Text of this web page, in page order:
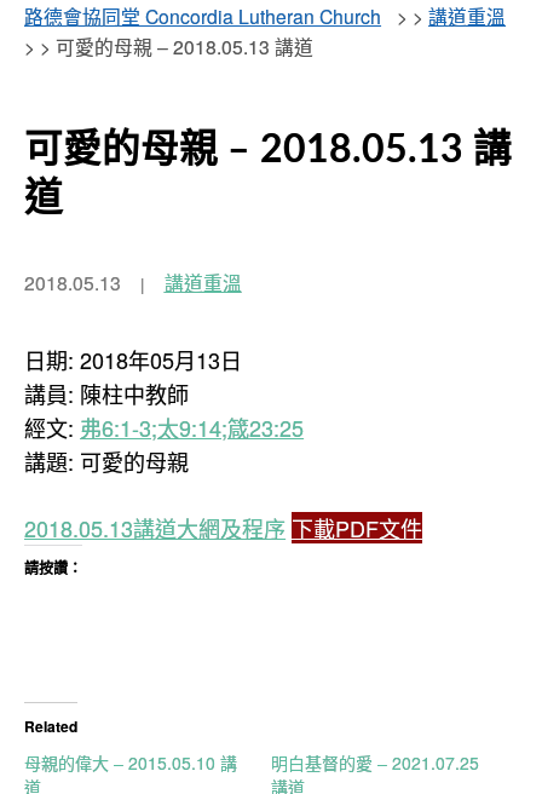
路德會協同堂 Concordia Lutheran Church > > 講道重溫
> > 可愛的母親 – 2018.05.13 講道
可愛的母親 – 2018.05.13 講
道
2018.05.13 講道重溫
日期: 2018年05月13日
講員: 陳柱中教師
經文: 弗6:1-3;太9:14;箴23:25
講題: 可愛的母親
2018.05.13講道大網及程序 下載PDF文件
請按讚：
Related
母親的偉大 – 2015.05.10 講
道
明白基督的愛 – 2021.07.25
講道